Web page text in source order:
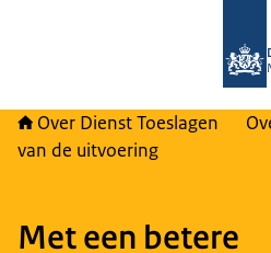
Over Dienst Toeslagen
van de uitvoering
Met een betere